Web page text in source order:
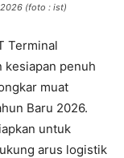
2026 (foto : ist)
Terminal
kesiapan penuh
muat
Baru 2026.
untuk
arus logistik